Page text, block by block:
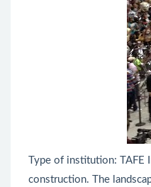
Type of institution:
construction. The